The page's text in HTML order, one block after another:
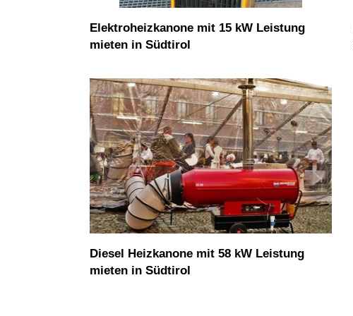
Elektroheizkanone mit 15 kW Leistung
mieten in Südtirol
Diesel
Heizkanone
mit
58
kW
Leistung
mieten
in
Südtirol
Diesel Heizkanone mit 58 kW Leistung
mieten in Südtirol